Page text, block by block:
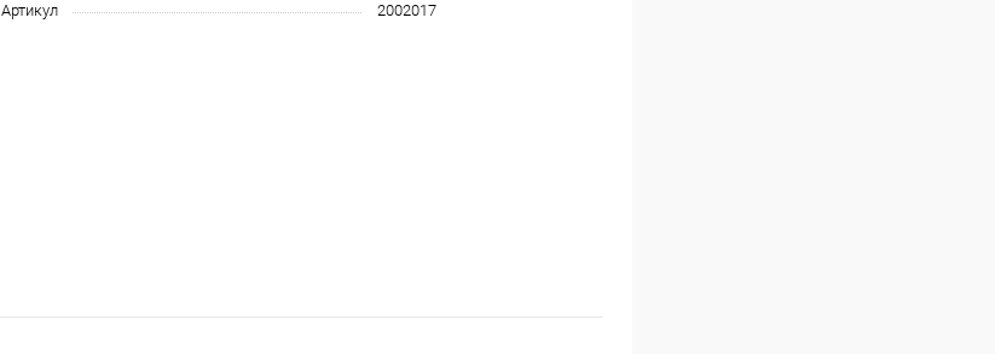
Артикул
2002017